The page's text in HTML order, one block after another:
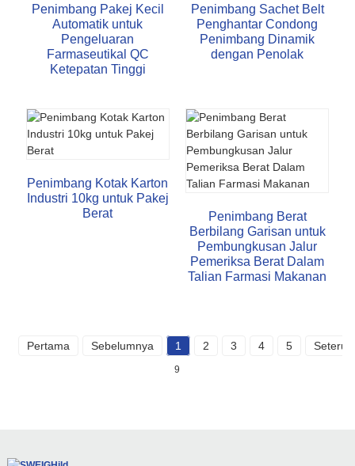
Penimbang Pakej Kecil
Automatik untuk
Pengeluaran
Farmaseutikal QC
Ketepatan Tinggi
Penimbang Sachet Belt
Penghantar Condong
Penimbang Dinamik
dengan Penolak
Penimbang Kotak Karton
Industri 10kg untuk Pakej
Berat
Penimbang Berat
Berbilang Garisan untuk
Pembungkusan Jalur
Pemeriksa Berat Dalam
Talian Farmasi Makanan
Pertama Sebelumnya 1 2 3 4 5
9